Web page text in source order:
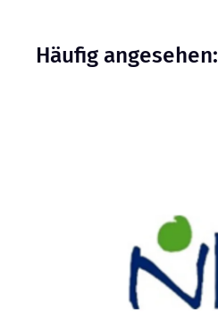
Häufig angesehen: